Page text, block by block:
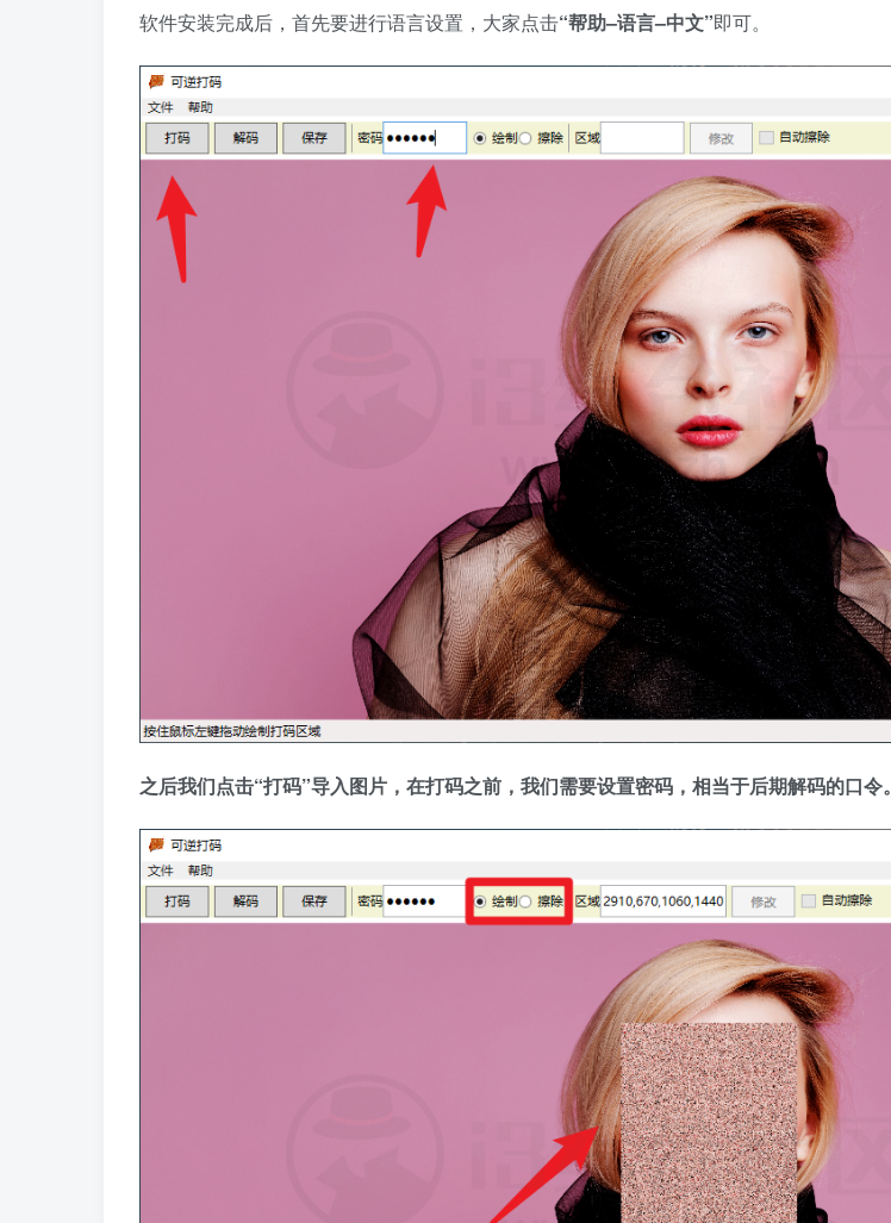
软件安装完成后，首先要进行语言设置，大家点击“帮助–语言–中文”即可。
之后我们点击“打码”导入图片，在打码之前，我们需要设置密码，相当于后期解码的口令。